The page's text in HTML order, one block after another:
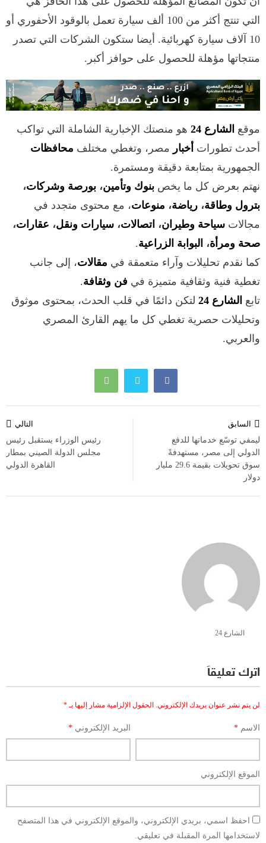
التي تنتج أكثر من 100 ألف سيارة تعمل بالوقود الأحفوري أو
10 آلاف سيارة كهربائية. أيضا ستكون الشركات التي تصدر
منتجاتها مؤهلة للحصول على حوافز أكبر.
موقع الشارع 24
هو منصتك الإخبارية الشاملة التي تواكب
أحدث تطورات أخبار مصر، وتغطي مختلف محافظات
الجمهورية بمتابعة دقيقة ومستمرة.
نهتم بعرض كل ما يخص بنوك وتأمين، بورصة وشركات،
بترول وطاقة، رياضة، منوعات، مع محتوى متجدد في
مجالات سياحة وطيران، اتصالات، سيارات ونقل، عقارات،
صحة ومرأة، البوابة الزراعية.
كما نقدم تحليلات وآراء متعمقة في مقالات، إلى جانب
تغطية فنية وثقافية متميزة في فن وثقافة.
تابع الشارع 24
لتكن دائمًا في قلب الحدث، بمحتوى موثوق
وتحليلات حصرية تغطي كل ما يهم القارئ المصري
والعربي.
المقالات
السابق
ليمفي توسّع خدماتها للدفع
الدولي إلى مصر، مستهدفةً
سوق تحويلات بقيمة 29.6 مليار
دولار
التالي
رئيس الوزراء يستقبل رئيس
مجلس الدولة الصيني بمطار
القاهرة الدولي
الشارع 24
اترك تعليقاً
لن يتم نشر عنوان بريدك الإلكتروني. الحقول الإلزامية مشار إليها بـ*
الاسم * البريد الإلكتروني*
الموقع الإلكتروني
احفظ اسمي، بريدي الإلكتروني، والموقع الإلكتروني في هذا المتصفح
لاستخدامها المرة المقبلة في تعليقي.